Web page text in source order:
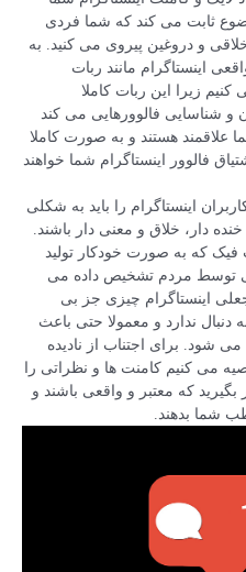
ثابت می کند که شما فردی
و دروغین پیروی می کنید. به
اینستاگرام مانند ربات
زیرا این ربات کاملا
و شناسایی فالوورهایی می کند
هستند و به صورت کاملا
فالوور اینستاگرام شما خواهند
اینستاگرام را باید به شکلی
خنده دار، خلاق و معنی دار باشند.
فیک که به صورت خودکار تولید
توسط مردم تشخیص داده می
اینستاگرام چیزی جز بی
دنبال ندارد و معمولا حتی باعث
می شود. برای اجتناب از نادیده
می کنیم کامنت ها و نظراتی را
بگیرید که معتبر و واقعی باشند و
شما بدهند.